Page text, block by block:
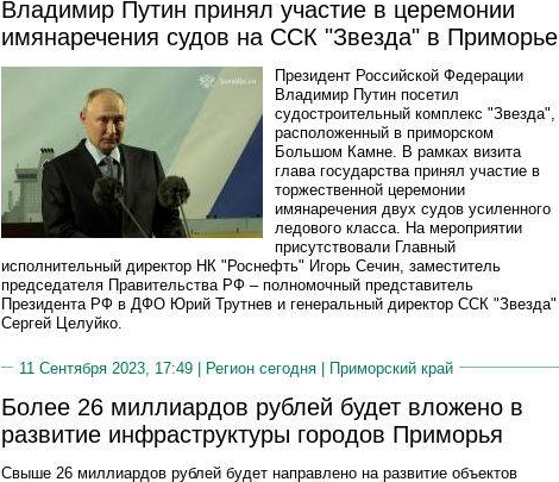
Владимир Путин принял участие в церемонии
имянаречения судов на ССК "Звезда" в Приморье
Президент Российской Федерации
Владимир Путин посетил
судостроительный комплекс "Звезда",
расположенный в приморском
Большом Камне. В рамках визита
глава государства принял участие в
торжественной церемонии
имянаречения двух судов усиленного
ледового класса. На мероприятии
присутствовали Главный
исполнительный директор НК "Роснефть" Игорь Сечин, заместитель
председателя Правительства РФ – полномочный представитель
Президента РФ в ДФО Юрий Трутнев и генеральный директор ССК "Звезда"
Сергей Целуйко.
11 Сентября 2023, 17:49 | Регион сегодня | Приморский край
Более 26 миллиардов рублей будет вложено в
развитие инфраструктуры городов Приморья
Свыше 26 миллиардов рублей будет направлено на развитие объектов